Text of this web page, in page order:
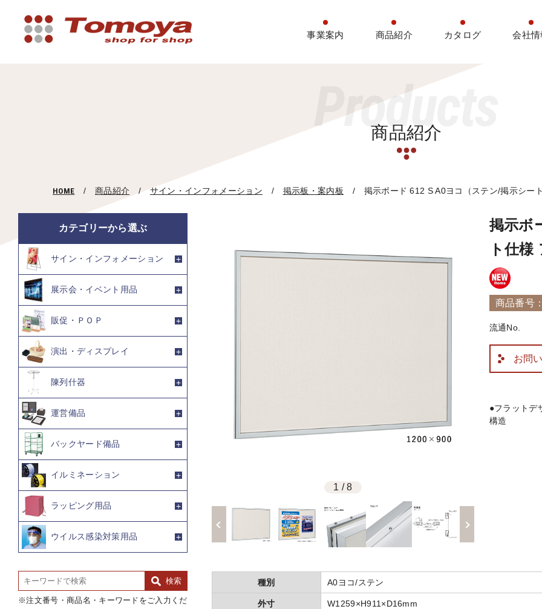
事業案内 商品紹介 カタログ 会社情
Products
商品紹介
HOME 商品紹介 サイン・インフォメーション 掲示板・案内板 掲示ボード 612 S A0ヨコ（ステン/掲示シー
1 /8
掲示ボ
ト仕
商品番号
流通No.
お問
●フラットデ
構造
種別 A0ヨコ/ステン
外寸 W1259×H911×D16mm
カテゴリーから選ぶ
サイン・インフォメーション
展示会・イベント用品
販促・ＰＯＰ
演出・ディスプレイ
陳列什器
運営備品
バックヤード備品
イルミネーション
ラッピング用品
ウイルス感染対策用品
注文番号・商品名・キーワードをご入力くだ